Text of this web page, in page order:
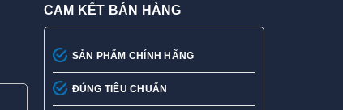
CAM KẾT BÁN HÀNG
SẢN PHẨM CHÍNH HÃNG
ĐÚNG TIÊU CHUẨN